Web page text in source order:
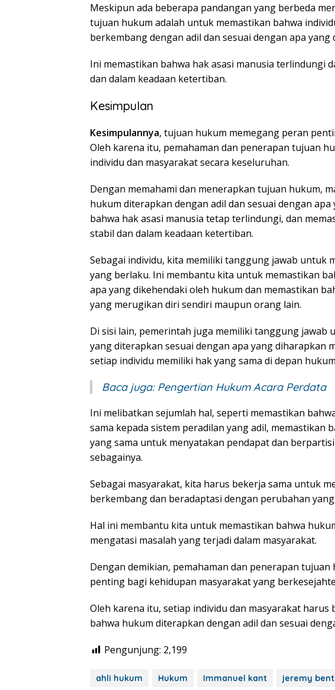
Meskipun ada beberapa pandangan yang berbeda
tujuan hukum adalah untuk memastikan bahwa
berkembang dengan adil dan sesuai dengan apa yang
Ini memastikan bahwa hak asasi manusia terlindungi
dan dalam keadaan ketertiban.
Kesimpulan
Kesimpulannya, tujuan hukum memegang peran
Oleh karena itu, pemahaman dan penerapan tujuan
individu dan masyarakat secara keseluruhan.
Dengan memahami dan menerapkan tujuan hukum,
hukum diterapkan dengan adil dan sesuai dengan
bahwa hak asasi manusia tetap terlindungi, dan
stabil dan dalam keadaan ketertiban.
Sebagai individu, kita memiliki tanggung jawab untuk
yang berlaku. Ini membantu kita untuk memastikan
apa yang dikehendaki oleh hukum dan memastikan
yang merugikan diri sendiri maupun orang lain.
Di sisi lain, pemerintah juga memiliki tanggung jawab
yang diterapkan sesuai dengan apa yang diharapkan
setiap individu memiliki hak yang sama di depan
Baca juga: Pengertian Hukum Acara Perdata
Ini melibatkan sejumlah hal, seperti memastikan
sama kepada sistem peradilan yang adil, memastikan
yang sama untuk menyatakan pendapat dan
sebagainya.
Sebagai masyarakat, kita harus bekerja sama untuk
berkembang dan beradaptasi dengan perubahan
Hal ini membantu kita untuk memastikan bahwa
mengatasi masalah yang terjadi dalam masyarakat.
Dengan demikian, pemahaman dan penerapan
penting bagi kehidupan masyarakat yang
Oleh karena itu, setiap individu dan masyarakat harus
bahwa hukum diterapkan dengan adil dan sesuai
Pengunjung: 2,199
ahli hukum Hukum Immanuel kant jeremy